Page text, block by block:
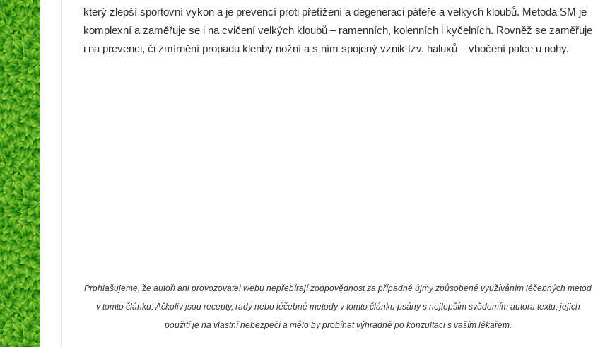
který zlepší sportovní výkon a je prevencí proti přetížení a degeneraci páteře a velkých kloubů. Metoda SM je
komplexní a zaměřuje se i na cvičení velkých kloubů – ramenních, kolenních i kyčelních. Rovněž se zaměřuje
i na prevenci, či zmírnění propadu klenby nožní a s ním spojený vznik tzv. haluxů – vbočení palce u nohy.
Prohlašujeme, že autoři ani provozovatel webu nepřebírají zodpovědnost za případné újmy způsobené využíváním léčebných metod
v tomto článku. Ačkoliv jsou recepty, rady nebo léčebné metody v tomto článku psány s nejlepším svědomím autora textu, jejich
použití je na vlastní nebezpečí a mělo by probíhat výhradně po konzultaci s vaším lékařem.